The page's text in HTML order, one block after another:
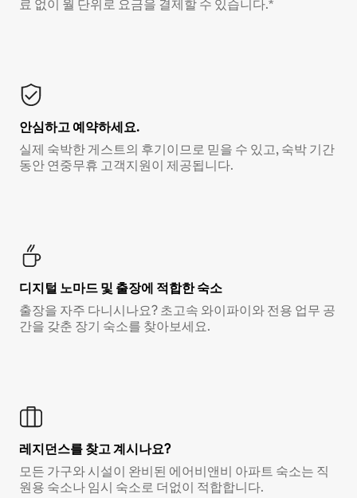
료 없이 월 단위로 요금을 결제할 수 있습니다.*
안심하고 예약하세요.
실제 숙박한 게스트의 후기이므로 믿을 수 있고, 숙박 기간
동안 연중무휴 고객지원이 제공됩니다.
디지털 노마드 및 출장에 적합한 숙소
출장을 자주 다니시나요? 초고속 와이파이와 전용 업무 공
간을 갖춘 장기 숙소를 찾아보세요.
레지던스를 찾고 계시나요?
모든 가구와 시설이 완비된 에어비앤비 아파트 숙소는 직
원용 숙소나 임시 숙소로 더없이 적합합니다.